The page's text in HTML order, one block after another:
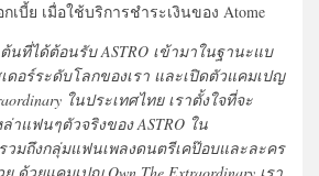
เบี้ย เมื่อใช้บริการชำระเงินของ Atome
นที่ได้ต้อนรับ ASTRO เข้ามาในฐานะแบ
ดอร์ระดับโลกของเรา และเปิดตัวแคมเปญ
ในประเทศไทย เราตั้งใจที่จะ
าแฟนๆตัวจริงของ ASTRO ใน
วมถึงกลุ่มแฟนเพลงดนตรีเคป๊อบและละคร